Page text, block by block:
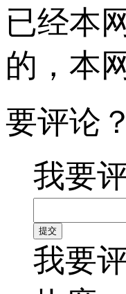
已经本
的，本
要评论
我要
我要